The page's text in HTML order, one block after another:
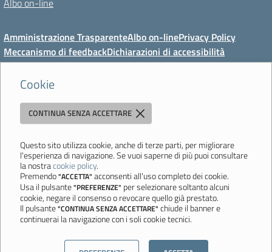
Cookie
CONTINUA SENZA ACCETTARE
Questo sito utilizza cookie, anche di terze parti, per migliorare
l'esperienza di navigazione. Se vuoi saperne di più puoi consultare
la nostracookie policy.
Premendo"ACCETTA" acconsenti all'uso completo dei cookie.
Usa il pulsante"PREFERENZE" per selezionare soltanto alcuni
cookie, negare il consenso o revocare quello già prestato.
Il pulsante"CONTINUA SENZA ACCETTARE" chiude il banner e
continuerai la navigazione con i soli cookie tecnici.
Albo on-line
Amministrazione TrasparenteAlbo on-linePrivacy Policy
Meccanismo di feedbackDichiarazioni di accessibilità
Preferenze cookie
Direzione Didattica di Vignola
"Tutti diversamente uguali, tutti ugualmente diversi"
Viale Mazzini, 18 - 41058 Vignola (MO) - Tel. 059 771117 - Fax 059
771113 - Email:moee06000a@istruzione.it- PEC:
moee06000a@pec.istruzione.it
Ultimo aggiornamento: Mercoledì, 5 Agosto 2026 ore 08:44